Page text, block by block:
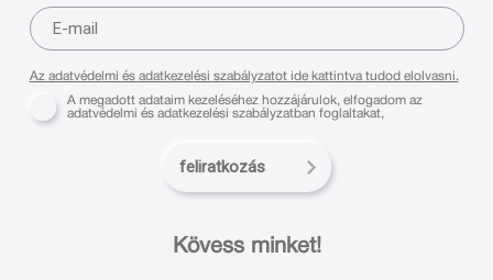
Kövess minket!
Az adatvédelmi és adatkezelési szabályzatot ide kattintva tudod elolvasni.
A megadott adataim kezeléséhez hozzájárulok, elfogadom az
adatvédelmi és adatkezelési szabályzatban foglaltakat,
feliratkozás